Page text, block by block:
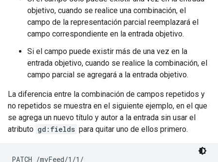
objetivo, cuando se realice una combinación, el
campo de la representación parcial reemplazará el
campo correspondiente en la entrada objetivo.
Si el campo puede existir más de una vez en la
entrada objetivo, cuando se realice la combinación, el
campo parcial se agregará a la entrada objetivo.
La diferencia entre la combinación de campos repetidos y
no repetidos se muestra en el siguiente ejemplo, en el que
se agrega un nuevo título y autor a la entrada sin usar el
atributo gd:fields para quitar uno de ellos primero.
PATCH /myFeed/1/1/